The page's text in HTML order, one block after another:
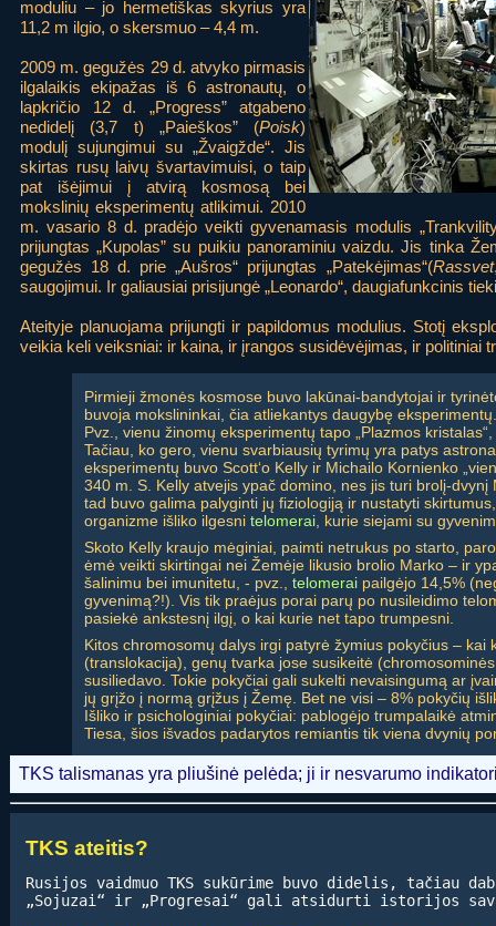
moduliu – jo hermetiškas skyrius yra
11,2 m ilgio, o skersmuo – 4,4 m.
2009 m. gegužės 29 d. atvyko pirmasis
ilgalaikis ekipažas iš 6 astronautų, o
lapkričio 12 d. „Progress” atgabeno
nedidelį (3,7 t) „Paieškos” (Poisk)
modulį sujungimui su „Žvaigžde“. Jis
skirtas rusų laivų švartavimuisi, o taip
pat išėjimui į atvirą kosmosą bei
mokslinių eksperimentų atlikimui. 2010
m. vasario 8 d. pradėjo veikti gyvenamasis modulis
prijungtas „Kupolas” su puikiu panoraminiu vaizdu. Jis tinka
gegužės 18 d. prie „Aušros“ prijungtas „Patekėjimas“(Rassvet
saugojimui. Ir galiausiai prisijungė „Leonardo“, daugiafunkcinis
Ateityje planuojama prijungti ir papildomus modulius. Stotį
veikia keli veiksniai: ir kaina, ir įrangos susidėvėjimas, ir politiniai
Pirmieji žmonės kosmose buvo lakūnai-bandytojai ir
buvoja mokslininkai, čia atliekantys daugybę
Pvz., vienu žinomų eksperimentų tapo „Plazmos
Tačiau, ko gero, vienu svarbiausių tyrimų yra patys
eksperimentų buvo Scott‘o Kelly ir Michailo Kornienko
340 m. S. Kelly atvejis ypač domino, nes jis turi brolį-
tad buvo galima palyginti jų fiziologiją ir nustatyti
organizme išliko ilgesni telomerai , kurie siejami su
Skoto Kelly kraujo mėginiai, paimti netrukus po starto,
ėmė veikti skirtingai nei Žemėje likusio brolio Marko – ir
šalinimu bei imunitetu, - pvz., telomerai pailgėjo 14,5%
gyvenimą?!). Vis tik praėjus porai parų po nusileidimo
pasiekė ankstesnį ilgį, o kai kurie net tapo trumpesni.
Kitos chromosomų dalys irgi patyrė žymius pokyčius – kai
(translokacija), genų tvarka jose susikeitė
susiliedavo. Tokie pokyčiai gali sukelti nevaisingumą ar
jų grįžo į normą grįžus į Žemę. Bet ne visi – 8% pokyčių
Išliko ir psichologiniai pokyčiai: pablogėjo trumpalaikė
Tiesa, šios išvados padarytos remiantis tik viena dvynių
TKS talismanas yra pliušinė pelėda; ji ir nesvarumo
TKS ateitis?
Rusijos vaidmuo TKS sukūrime buvo didelis, tačiau
„Sojuzai“ ir „Progresai“ gali atsidurti istorijos